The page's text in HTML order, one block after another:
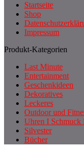
Startseite
Shop
Impressum
Produkt-Kategorien
Last Minute
Entertainment
Geschenkideen
Dekoratives
Leckeres
Outdoor und
Uhren I Schmuck
Silvester
Bücher